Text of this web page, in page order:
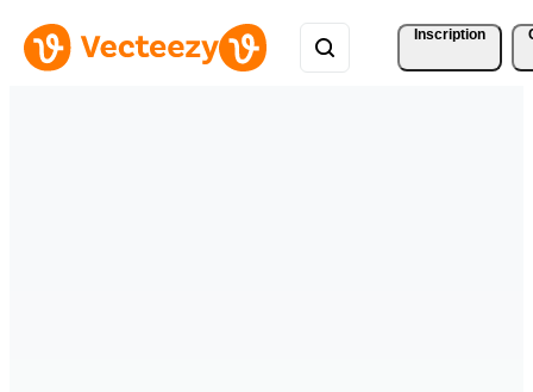
Inscription